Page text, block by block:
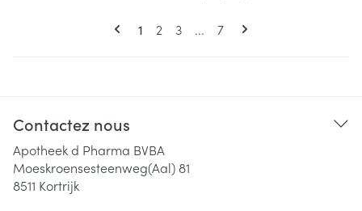
Pages
Vous lisez actuellement la page
1 Page
2 Page
3 ... Page
7
Contactez nous
Apotheek d Pharma BVBA
Moeskroensesteenweg(Aal) 81
8511 Kortrijk